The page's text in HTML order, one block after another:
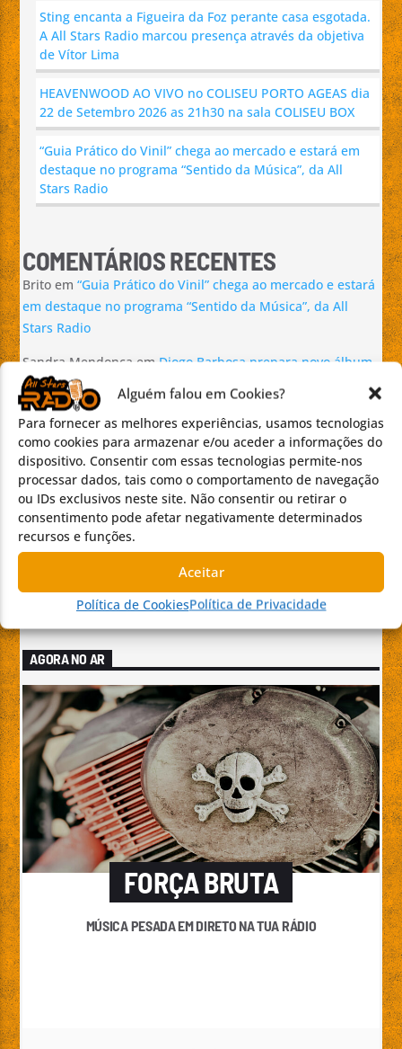
Alguém falou em Cookies?
Para fornecer as melhores experiências, usamos tecnologias
como cookies para armazenar e/ou aceder a informações do
dispositivo. Consentir com essas tecnologias permite-nos
processar dados, tais como o comportamento de navegação
ou IDs exclusivos neste site. Não consentir ou retirar o
consentimento pode afetar negativamente determinados
recursos e funções.
Aceitar
Política de CookiesPolítica de Privacidade
Sting encanta a Figueira da Foz perante casa esgotada.
A All Stars Radio marcou presença através da objetiva
de Vítor Lima
HEAVENWOOD AO VIVO no COLISEU PORTO AGEAS dia
22 de Setembro 2026 as 21h30 na sala COLISEU BOX
“Guia Prático do Vinil” chega ao mercado e estará em
destaque no programa “Sentido da Música”, da All
Stars Radio
COMENTÁRIOS RECENTES
Brito em“Guia Prático do Vinil” chega ao mercado e estará
em destaque no programa “Sentido da Música”, da All
Stars Radio
Sandra Mendonça em Diogo Barbosa prepara novo álbum
“FASES DO AMOR” e afirma-se como uma das novas vozes
do R&B português
ROSY NUNES emRequiem – In memoriam por Pedro
Teixeira da Silva
Ana Cristina SilvaemGuizolas From Hell: o prodígio
português que chega às finais europeias do TMF –
European Music Contest
emRequiem – In memoriam por
Pedro Teixeira da Silva
AGORA NO AR
FORÇA BRUTA
MÚSICA PESADA EM DIRETO NA TUA RÁDIO